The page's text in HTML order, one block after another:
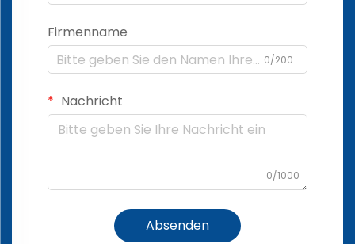
Firmenname
0/200
Nachricht
0/1000
Absenden